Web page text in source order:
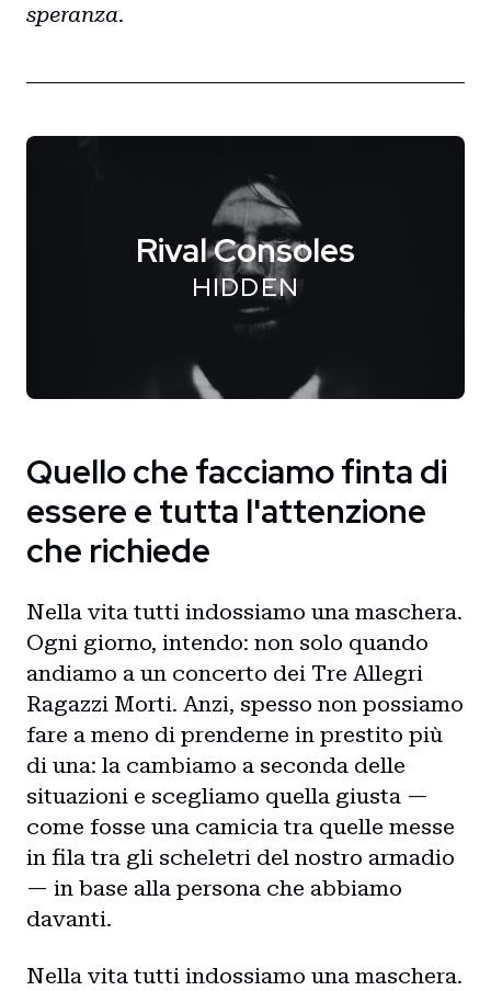
Home
speranza.
Rival Consoles
HIDDEN
Quello che facciamo finta di
essere e tutta l'attenzione
che richiede
Nella vita tutti indossiamo una maschera.
Ogni giorno, intendo: non solo quando
andiamo a un concerto dei Tre Allegri
Ragazzi Morti. Anzi, spesso non possiamo
fare a meno di prenderne in prestito più
di una: la cambiamo a seconda delle
situazioni e scegliamo quella giusta —
come fosse una camicia tra quelle messe
in fila tra gli scheletri del nostro armadio
— in base alla persona che abbiamo
davanti.
Nella vita tutti indossiamo una maschera.